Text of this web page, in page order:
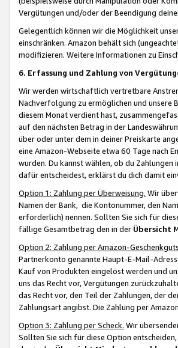
Vergütungen und/oder der Beendigung
Gelegentlich können wir die Möglichkeit
einschränken. Amazon behält sich
modifizieren. Weitere Informationen zu
6. Erfassung und Zahlung von
Wir werden wirtschaftlich vertretbare
Nachverfolgung zu ermöglichen und unsere
diesem Monat verdient hast,
auf den nächsten Betrag in der
über oder unter dem in deiner Preiskarte
eine Amazon-Webseite etwa 60 Tage nach
wurden. Du kannst wählen, ob du
dafür entscheidest, erklärst du dich damit
Option 1: Zahlung per Überweisung. Wir
Namen der Bank, die Kontonummer, den
erforderlich) nennen. Sollten Sie sich für
fällige Gesamtbetrag den in der Übersicht
Option 2: Zahlung per Amazon-
Partnerkonto genannte Haupt-E-Mail-
Kauf von Produkten eingelöst werden und
uns das Recht vor, Vergütungen
das Recht vor, den Teil der Zahlungen, der
Zahlungsart angibst. Die Zahlung per
Option 3: Zahlung per Scheck. Wir
Sollten Sie sich für diese Option